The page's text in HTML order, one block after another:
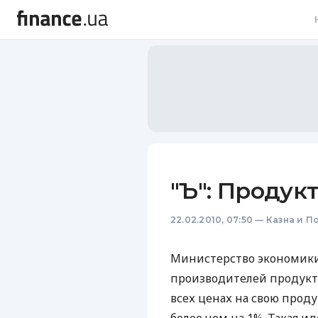
"Ъ":
22.02.2010, 07:50 — Казна и
Министерство
производителей
всех ценах на свою